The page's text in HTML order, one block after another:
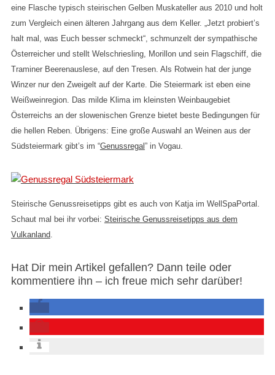
eine Flasche typisch steirischen Gelben Muskateller aus 2010 und holt
zum Vergleich einen älteren Jahrgang aus dem Keller. „Jetzt probiert’s
halt mal, was Euch besser schmeckt“, schmunzelt der sympathische
Österreicher und stellt Welschriesling, Morillon und sein Flagschiff, die
Traminer Beerenauslese, auf den Tresen. Als Rotwein hat der junge
Winzer nur den Zweigelt auf der Karte. Die Steiermark ist eben eine
Weißweinregion. Das milde Klima im kleinsten Weinbaugebiet
Österreichs an der slowenischen Grenze bietet beste Bedingungen für
die hellen Reben. Übrigens: Eine große Auswahl an Weinen aus der
Südsteiermark gibt’s im “Genussregal” in Vogau.
Steirische Genussreisetipps gibt es auch von Katja im WellSpaPortal.
Schaut mal bei ihr vorbei: Steirische Genussreisetipps aus dem
Vulkanland.
Hat Dir mein Artikel gefallen? Dann teile oder
kommentiere ihn – ich freue mich sehr darüber!